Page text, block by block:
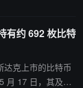
有约 692 枚比特
达克上市的比特币
月 17 日，其及全